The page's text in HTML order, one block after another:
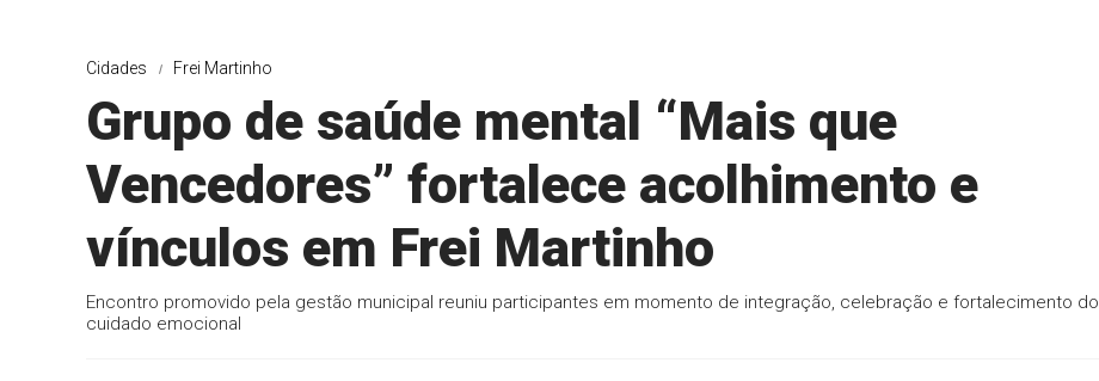
Cidades Frei Martinho
Grupo de saúde mental “Mais que
Vencedores” fortalece acolhimento e
vínculos em Frei Martinho
Encontro promovido pela gestão municipal reuniu participantes em momento de integração, celebração e fortalecimento do
cuidado emocional